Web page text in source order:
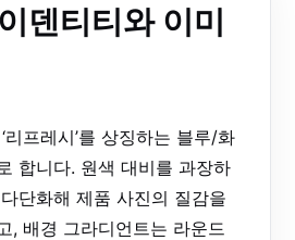
덴티티와 이미
리프레시’를 상징하는 블루/화
합니다. 원색 대비를 과장하
단화해 제품 사진의 질감을
, 배경 그라디언트는 라운드